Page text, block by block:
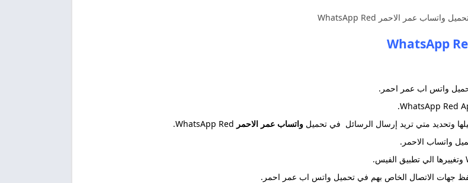
واتس اب عمر احمر.
وتحديد متي تريد إرسال الرسائل في تحميل واتساب عمر الاحمر
واتساب الاحمر.
وتغييرها الي تطبيق الفيس.
جهات الاتصال الخاص بهم في تحميل واتس اب عمر احمر.